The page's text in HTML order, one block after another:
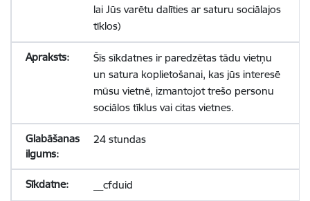
lai Jūs varētu dalīties ar saturu sociālajos
tīklos)
Šīs sīkdatnes ir paredzētas tādu vietņu
un satura koplietošanai, kas jūs interesē
mūsu vietnē, izmantojot trešo personu
sociālos tīklus vai citas vietnes.
24 stundas
__cfduid